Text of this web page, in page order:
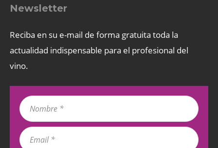
Newsletter
Reciba en su e-mail de forma gratuita toda la
actualidad indispensable para el profesional del
vino.